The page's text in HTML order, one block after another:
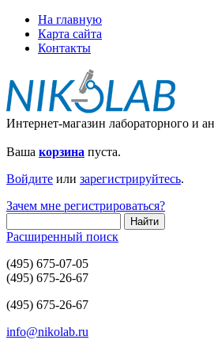
На главную
Карта сайта
Контакты
Интернет-магазин лабораторного и
Ваша корзина пуста.
Войдите или зарегистрируйтесь.
Зачем мне регистрироваться?
Расширенный поиск
(495) 675-07-05
(495) 675-26-67
(495) 675-26-67
info@nikolab.ru